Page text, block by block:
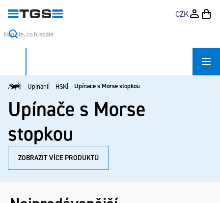
na
obsah
CZK
Domů Upínání HSK Upínače s Morse stopkou
Upínače s Morse
stopkou
ZOBRAZIT VÍCE PRODUKTŮ